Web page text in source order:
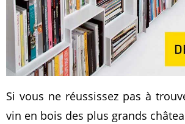
Si vous ne réussissez pas à
vin en bois des plus grands